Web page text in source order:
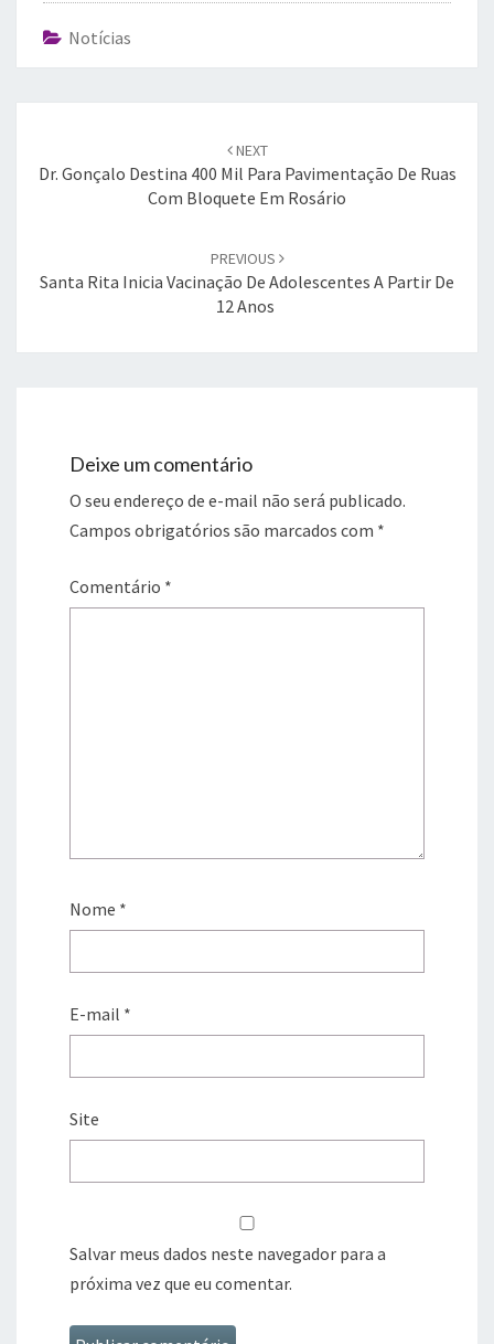
Notícias
NEXT
Dr. Gonçalo Destina 400 Mil Para Pavimentação De Ruas
Com Bloquete Em Rosário
PREVIOUS
Santa Rita Inicia Vacinação De Adolescentes A Partir De
12 Anos
Deixe um comentário
O seu endereço de e-mail não será publicado.
Campos obrigatórios são marcados com *
Comentário *
Nome *
E-mail *
Site
Salvar meus dados neste navegador para a
próxima vez que eu comentar.